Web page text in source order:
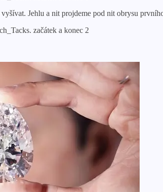
Jehlu a nit projdeme pod nit obrysu